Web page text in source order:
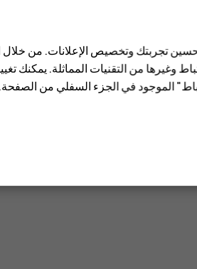
تحسين تجربتك وتخصيص الإعلانات. من
وغيرها من التقنيات المماثلة. يمكنك
الموجود في الجزء السفلي من